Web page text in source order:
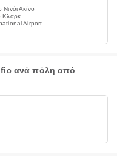
Ακίνο
Κλαρκ
Airport
ανά πόλη από